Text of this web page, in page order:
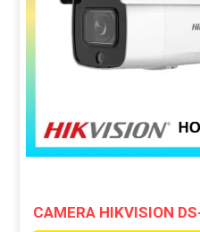
CAMERA HIKVISION